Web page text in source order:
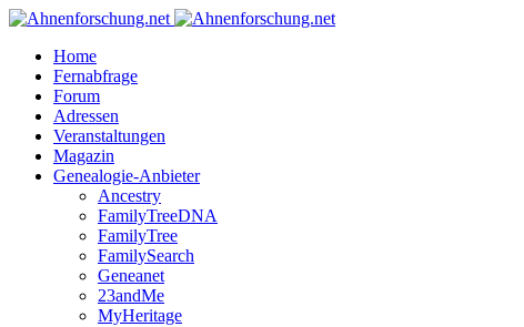
Home
Fernabfrage
Forum
Adressen
Veranstaltungen
Magazin
Genealogie-Anbieter
Ancestry
FamilyTreeDNA
FamilyTree
FamilySearch
Geneanet
23andMe
MyHeritage